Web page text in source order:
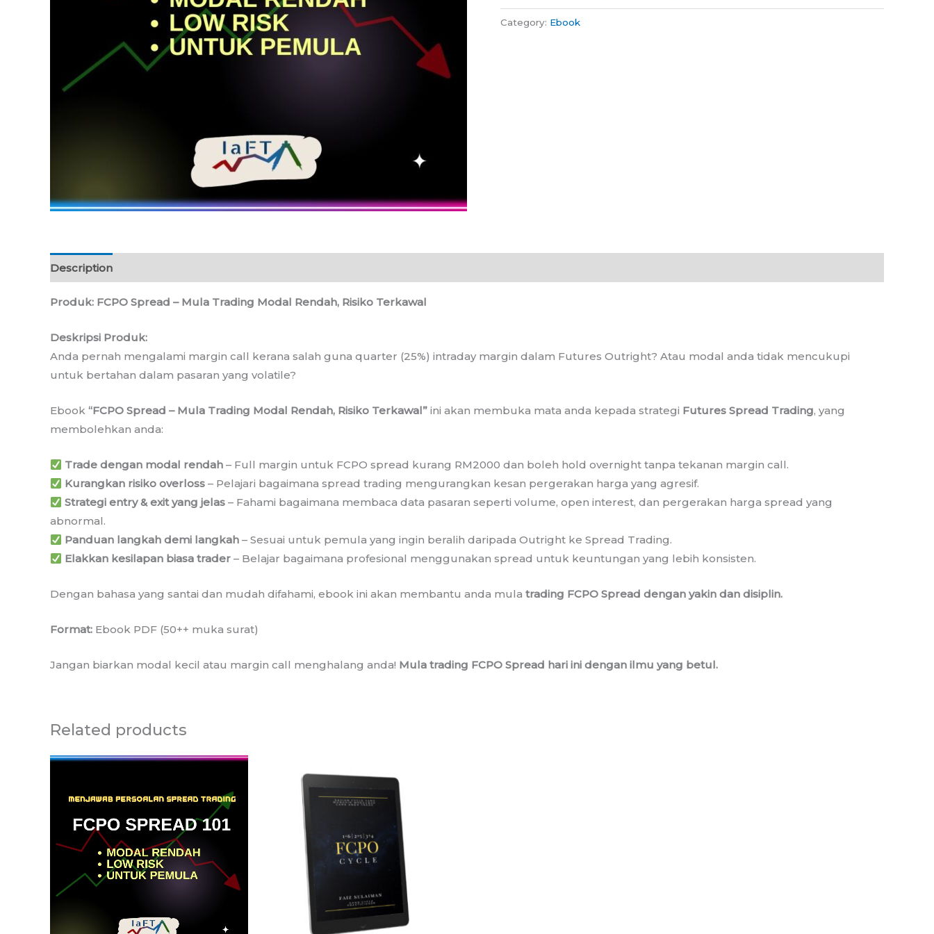
Category: Ebook
Description
Produk: FCPO Spread – Mula Trading Modal Rendah, Risiko Terkawal
Deskripsi Produk:
Anda pernah mengalami margin call kerana salah guna quarter (25%) intraday margin dalam Futures Outright? Atau modal anda tidak mencukupi
untuk bertahan dalam pasaran yang volatile?
Ebook “FCPO Spread – Mula Trading Modal Rendah, Risiko Terkawal” ini akan membuka mata anda kepada strategi Futures Spread Trading, yang
membolehkan anda:
Trade dengan modal rendah – Full margin untuk FCPO spread kurang RM2000 dan boleh hold overnight tanpa tekanan margin call.
Kurangkan risiko overloss – Pelajari bagaimana spread trading mengurangkan kesan pergerakan harga yang agresif.
Strategi entry & exit yang jelas – Fahami bagaimana membaca data pasaran seperti volume, open interest, dan pergerakan harga spread yang
abnormal.
Panduan langkah demi langkah – Sesuai untuk pemula yang ingin beralih daripada Outright ke Spread Trading.
Elakkan kesilapan biasa trader – Belajar bagaimana profesional menggunakan spread untuk keuntungan yang lebih konsisten.
Dengan bahasa yang santai dan mudah difahami, ebook ini akan membantu anda mula trading FCPO Spread dengan yakin dan disiplin.
Format: Ebook PDF (50++ muka surat)
Jangan biarkan modal kecil atau margin call menghalang anda! Mula trading FCPO Spread hari ini dengan ilmu yang betul.
Related products